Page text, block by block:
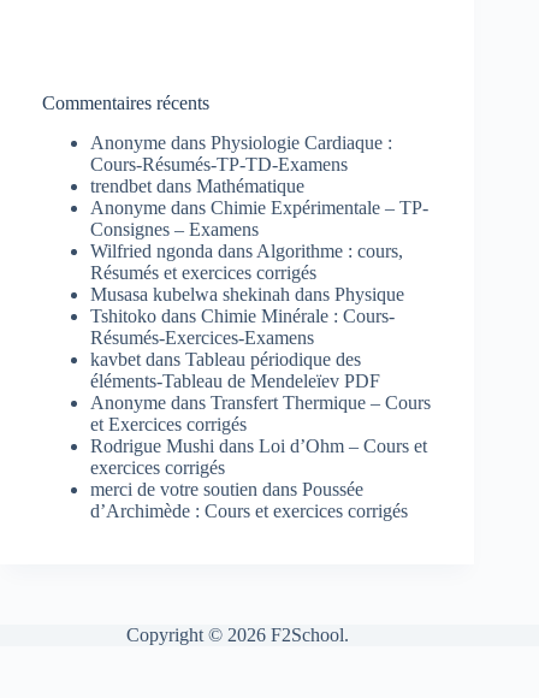
Commentaires récents
Anonyme dans Physiologie Cardiaque :
Cours-Résumés-TP-TD-Examens
trendbet dans Mathématique
Anonyme dans Chimie Expérimentale – TP-
Consignes – Examens
Wilfried ngonda dans Algorithme : cours,
Résumés et exercices corrigés
Musasa kubelwa shekinah dans Physique
Tshitoko dans Chimie Minérale : Cours-
Résumés-Exercices-Examens
kavbet dans Tableau périodique des
éléments-Tableau de Mendeleïev PDF
Anonyme dans Transfert Thermique – Cours
et Exercices corrigés
Rodrigue Mushi dans Loi d’Ohm – Cours et
exercices corrigés
merci de votre soutien dans Poussée
d’Archimède : Cours et exercices corrigés
Copyright © 2026 F2School.